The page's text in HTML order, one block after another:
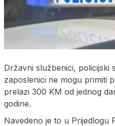
Državni službenici, policijski
zaposlenici ne mogu primiti
prelazi 300 KM od jednog
godine.
Navedeno je to u Prijedlogu